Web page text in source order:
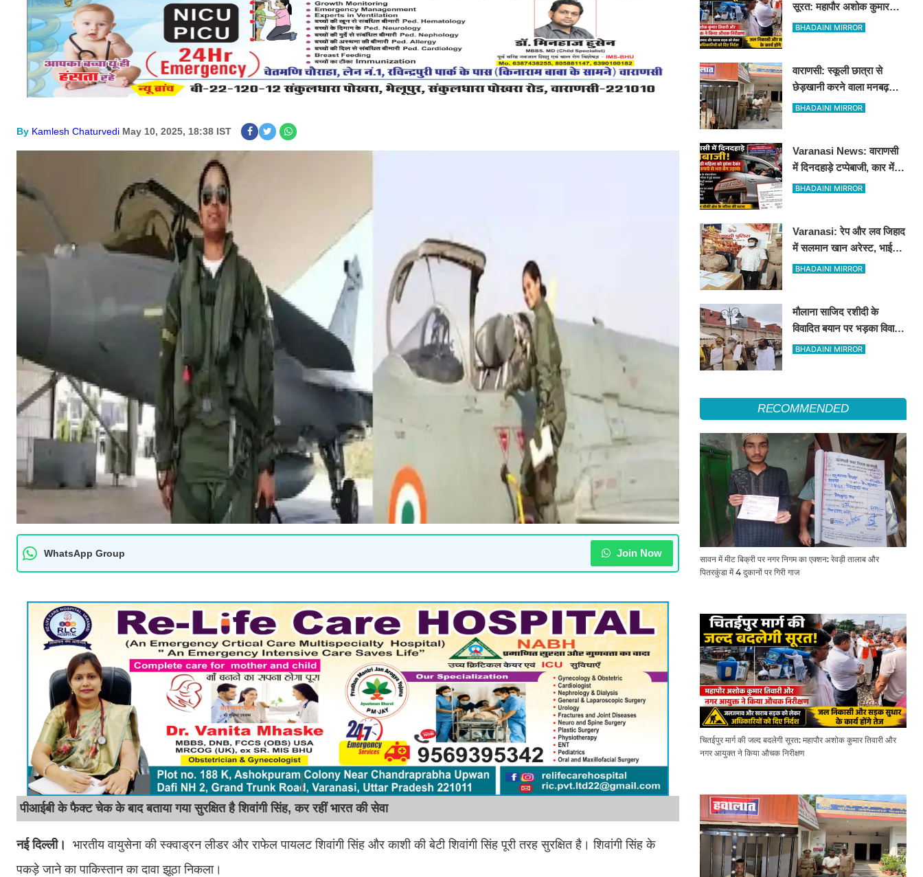
By Kamlesh Chaturvedi May 10, 2025, 18:38 IST
WhatsApp Group Join Now
पीआईबी के फैक्ट चेक के बाद बताया गया सुरक्षित है शिवांगी सिंह, कर रहीं भारत की सेवा
नई दिल्ली।
भारतीय वायुसेना की स्क्वाड्रन लीडर और राफेल पायलट शिवांगी सिंह और काशी की बेटी शिवांगी सिंह पूरी तरह सुरक्षित है। शिवांगी सिंह के
पकड़े जाने का पाकिस्तान का दावा झूठा निकला।
सूरत: महापौर अशोक कुमार
तिवारी और नगर आयुक्त ने किया
BHADAINI MIRROR
वाराणसी: स्कूली छात्रा से
छेड़खानी करने वाला मनबढ़
गिरफ्तार, लंका पुलिस ने उतारी
BHADAINI MIRROR
Varanasi News: वाराणसी
में दिनदहाड़े टप्पेबाजी, कार में
बैठी महिला को झांसा देकर 5
BHADAINI MIRROR
Varanasi: रेप और लव जिहाद
में सलमान खान अरेस्ट, भाई
शाहरुख खान की तलाश
BHADAINI MIRROR
मौलाना साजिद रशीदी के
विवादित बयान पर भड़का विवाद:
उज्जैन महाकाल पहुंचे संतों और
BHADAINI MIRROR
RECOMMENDED
सावन में मीट बिक्री पर नगर निगम का एक्शन: रेवड़ी तालाब और
पितरकुंडा में 4 दुकानों पर गिरी गाज
चितईपुर मार्ग की जल्द बदलेगी सूरत: महापौर अशोक कुमार तिवारी और
नगर आयुक्त ने किया औचक निरीक्षण